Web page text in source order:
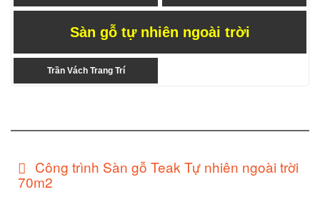
Sàn gỗ tự nhiên ngoài trời
Trần Vách Trang Trí
Công trình Sàn gỗ Teak Tự nhiên ngoài trời
70m2